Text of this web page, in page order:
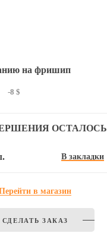
на фришип
-8 $
ОСТАЛОСЬ
В закладки
в магазин
СДЕЛАТЬ ЗАКАЗ